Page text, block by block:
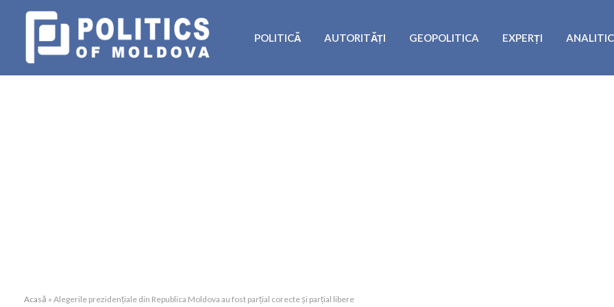
POLITICĂ AUTORITĂȚI GEOPOLITICA EXPERȚI
Acasă » Alegerile prezidențiale din Republica Moldova au fost parțial corecte și parțial libere